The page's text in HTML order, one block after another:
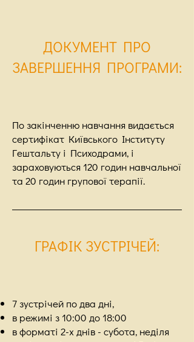
ДОКУМЕНТ ПРО
ЗАВЕРШЕННЯ ПРОГРАМИ:
По закінченню навчання видається
сертифікат Київського Інституту
Гештальту і Психодрами, і
зараховуються 120 годин навчальної
та 20 годин групової терапії.
ГРАФІК ЗУСТРІЧЕЙ:
7 зустрічей по два дні,
в режимі з 10:00 до 18:00
в форматі 2-х днів - субота, неділя